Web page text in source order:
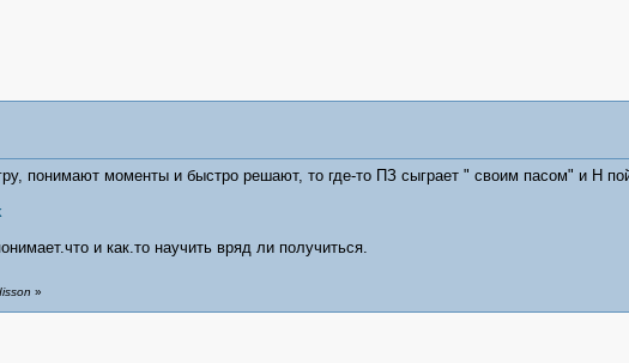
понимают моменты и быстро решают, то где-то ПЗ сыграет " своим пасом" и Н
и как.то научить вряд ли получиться.
»